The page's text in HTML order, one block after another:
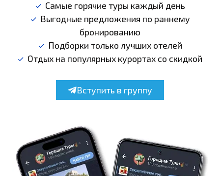
Самые горячие туры каждый день
Выгодные предложения по раннему
бронированию
Подборки только лучших отелей
Отдых на популярных курортах со скидкой
Вступить в группу